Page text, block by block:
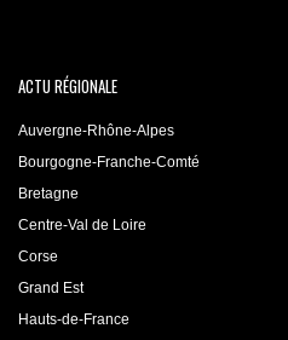
ACTU RÉGIONALE
Auvergne-Rhône-Alpes
Bourgogne-Franche-Comté
Bretagne
Centre-Val de Loire
Corse
Grand Est
Hauts-de-France